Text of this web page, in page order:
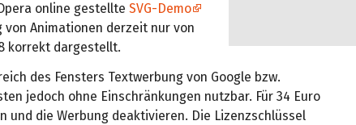
online gestellte SVG-Demo
Animationen derzeit nur von
korrekt dargestellt.
des Fensters Textwerbung von Google bzw.
jedoch ohne Einschränkungen nutzbar. Für 34 Euro
und die Werbung deaktivieren. Die Lizenzschlüssel